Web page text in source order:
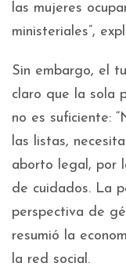
las mujeres
ministeriales”,
Sin embargo, el
claro que la sola
no es suficiente:
las listas,
aborto legal, por
de cuidados. La
perspectiva de
resumió la
la red social.